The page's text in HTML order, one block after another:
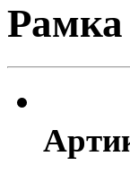
Рамка